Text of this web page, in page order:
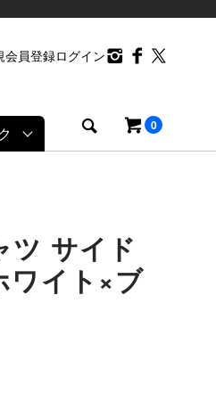
0
会員登録ログイン
ツ サイド
ワイト×ブ